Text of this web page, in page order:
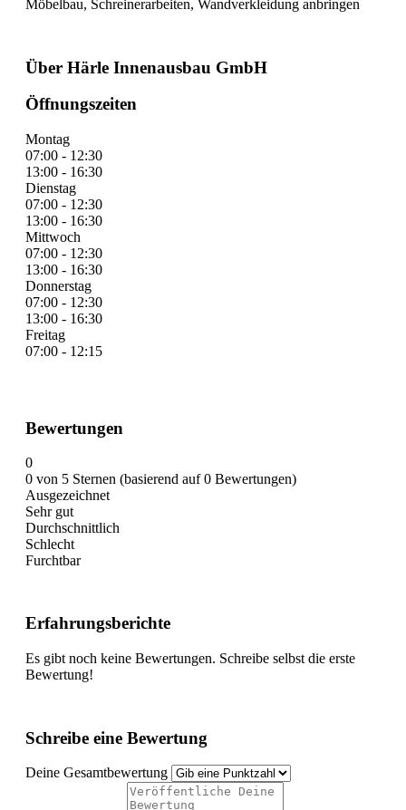
Möbelbau, Schreinerarbeiten, Wandverkleidung anbringen
Über Härle Innenausbau GmbH
Öffnungszeiten
Montag
07:00 - 12:30
13:00 - 16:30
Dienstag
07:00 - 12:30
13:00 - 16:30
Mittwoch
07:00 - 12:30
13:00 - 16:30
Donnerstag
07:00 - 12:30
13:00 - 16:30
Freitag
07:00 - 12:15
Bewertungen
0
0 von 5 Sternen (basierend auf 0 Bewertungen)
Ausgezeichnet
Sehr gut
Durchschnittlich
Schlecht
Furchtbar
Erfahrungsberichte
Es gibt noch keine Bewertungen. Schreibe selbst die erste
Bewertung!
Schreibe eine Bewertung
Deine Gesamtbewertung